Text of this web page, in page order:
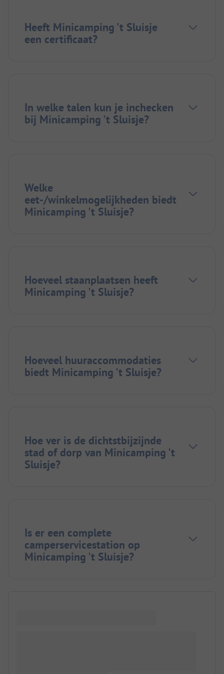
Heeft Minicamping 't Sluisje
een certificaat?
In welke talen kun je inchecken
bij Minicamping 't Sluisje?
Welke
eet-/winkelmogelijkheden biedt
Minicamping 't Sluisje?
Hoeveel staanplaatsen heeft
Minicamping 't Sluisje?
Hoeveel huuraccommodaties
biedt Minicamping 't Sluisje?
Hoe ver is de dichtstbijzijnde
stad of dorp van Minicamping 't
Sluisje?
Is er een complete
camperservicestation op
Minicamping 't Sluisje?